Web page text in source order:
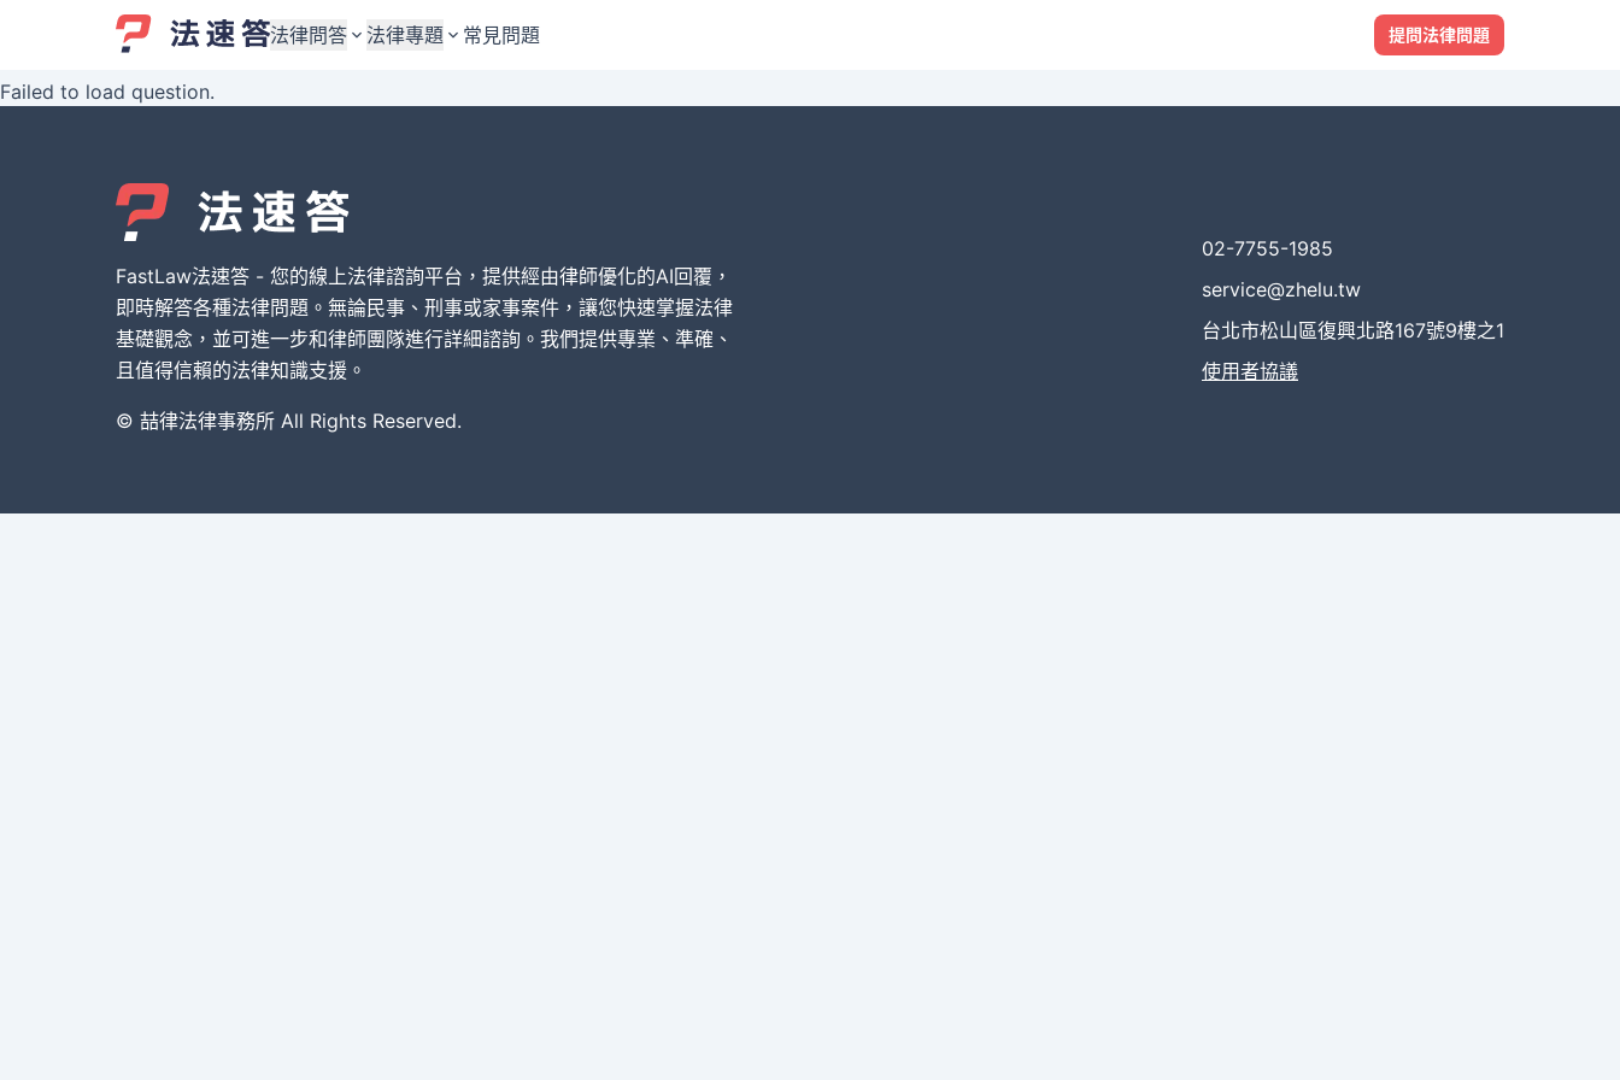
法律問答
婚姻與監護權
債務與債權
刑事犯罪案件
其他案件類型
法律專題
婚姻與監護權
債務與債權
刑事犯罪案件
其他案件類型
常見問題 提問法律問題
Failed to load question.
FastLaw法速答 - 您的線上法律諮詢平台，提供經由律師優化的AI回覆，
即時解答各種法律問題。無論民事、刑事或家事案件，讓您快速掌握法律
基礎觀念，並可進一步和律師團隊進行詳細諮詢。我們提供專業、準確、
且值得信賴的法律知識支援。
© 喆律法律事務所 All Rights Reserved.
02-7755-1985
service@zhelu.tw
台北市松山區復興北路167號9樓之1
使用者協議